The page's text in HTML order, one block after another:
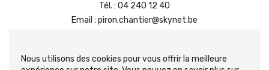
Tél. : 04 240 12 40
Email : piron.chantier@skynet.be
Nous utilisons des cookies pour vous offrir la meilleure